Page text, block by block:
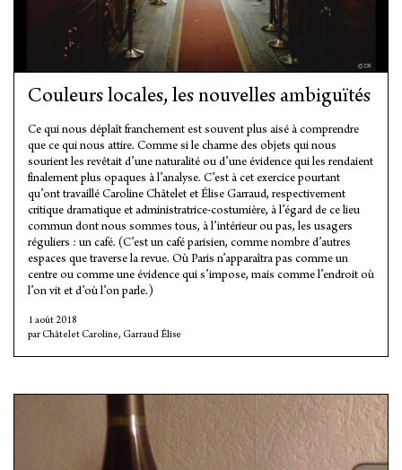
Couleurs locales, les nouvelles ambiguïtés
Ce qui nous déplaît franchement est souvent plus aisé à comprendre
que ce qui nous attire. Comme si le charme des objets qui nous
sourient les revêtait d’une naturalité ou d’une évidence qui les rendaient
finalement plus opaques à l’analyse. C’est à cet exercice pourtant
qu’ont travaillé Caroline Châtelet et Élise Garraud, respectivement
critique dramatique et administratrice-costumière, à l’égard de ce lieu
commun dont nous sommes tous, à l’intérieur ou pas, les usagers
réguliers : un café. (C’est un café parisien, comme nombre d’autres
espaces que traverse la revue. Où Paris n’apparaîtra pas comme un
centre ou comme une évidence qui s’impose, mais comme l’endroit où
l’on vit et d’où l’on parle.)
1 août 2018
Châtelet Caroline, Garraud Élise